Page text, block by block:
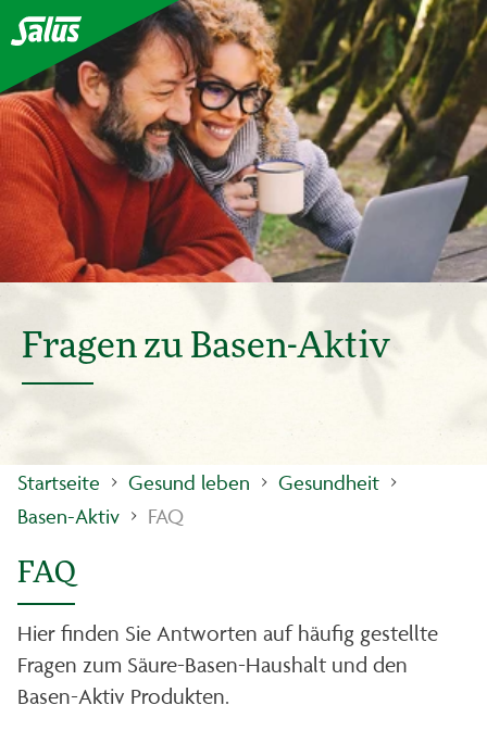
Fragen zu Basen-Aktiv
Startseite Gesund leben
Gesundheit
Basen-Aktiv
FAQ
FAQ
Hier finden Sie Antworten auf häufig gestellte
Fragen zum Säure-Basen-Haushalt und den
Basen-Aktiv Produkten.